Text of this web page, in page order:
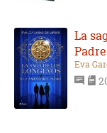
La
Padre
Eva